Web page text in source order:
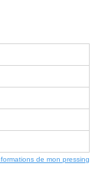
de mon pressing